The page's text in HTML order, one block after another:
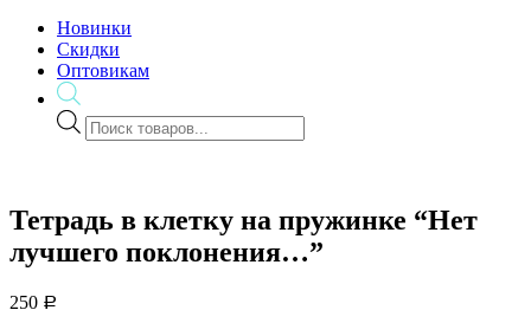
Новинки
Скидки
Оптовикам
Поиск
товаров
Тетрадь в клетку на пружинке “Нет
лучшего поклонения…”
250 Р